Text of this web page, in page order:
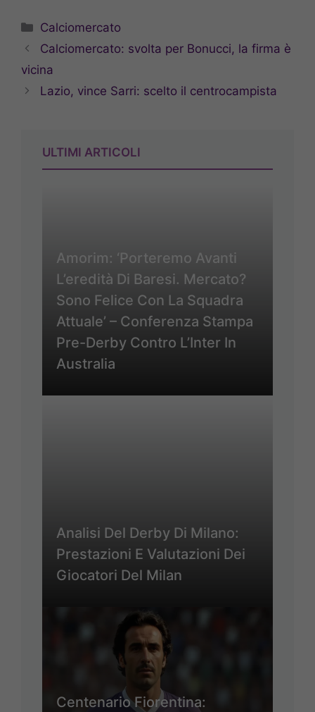
Categorie
Calciomercato
Calciomercato: svolta per Bonucci, la firma è
vicina
Lazio, vince Sarri: scelto il centrocampista
ULTIMI ARTICOLI
Amorim: ‘Porteremo Avanti
L’eredità Di Baresi. Mercato?
Sono Felice Con La Squadra
Attuale’ – Conferenza Stampa
Pre-Derby Contro L’Inter In
Australia
Analisi Del Derby Di Milano:
Prestazioni E Valutazioni Dei
Giocatori Del Milan
Centenario Fiorentina: